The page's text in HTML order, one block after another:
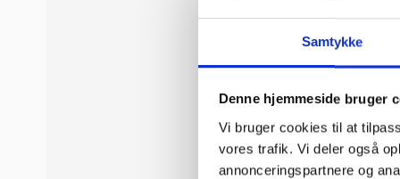
Samtykke
Denne hjemmeside bruger
Vi bruger cookies til at
vores trafik. Vi deler også
annonceringspartnere og